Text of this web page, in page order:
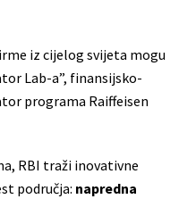
iz cijelog svijeta mogu
Lab-a”, finansijsko-
programa Raiffeisen
RBI traži inovativne
područja: napredna